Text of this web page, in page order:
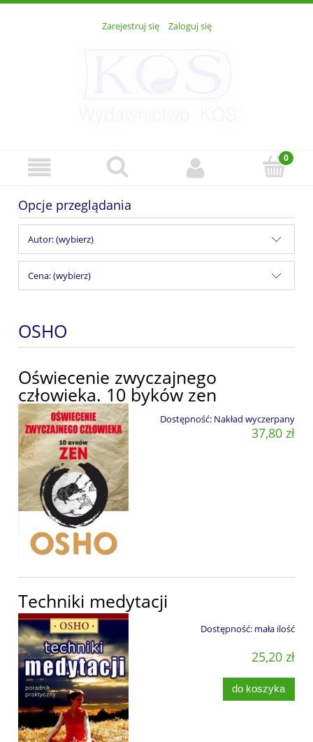
Zarejestruj się Zaloguj się
Opcje przeglądania
Autor: (wybierz)
Cena: (wybierz)
OSHO
Oświecenie zwyczajnego
człowieka. 10 byków zen
Dostępność: Nakład wyczerpany
37,80 zł
Techniki medytacji
Dostępność: mała ilość
25,20 zł
do koszyka